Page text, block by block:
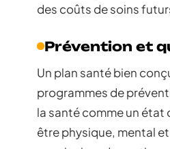
des coûts de soins
Prévention et
Un plan santé bien
programmes de
la santé comme un
être physique, mental